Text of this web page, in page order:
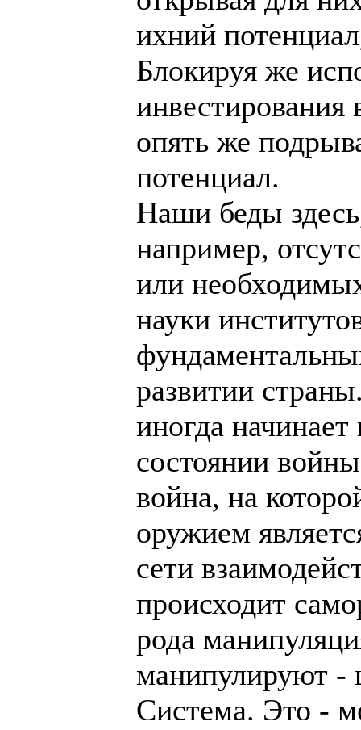
ихний
Блокируя же
опять же
потенциал.
Наши беды
например,
или
науки
развитии
иногда
состоянии
война, на
оружием
сети
происходит
рода
манипулируют -
Система. Это -